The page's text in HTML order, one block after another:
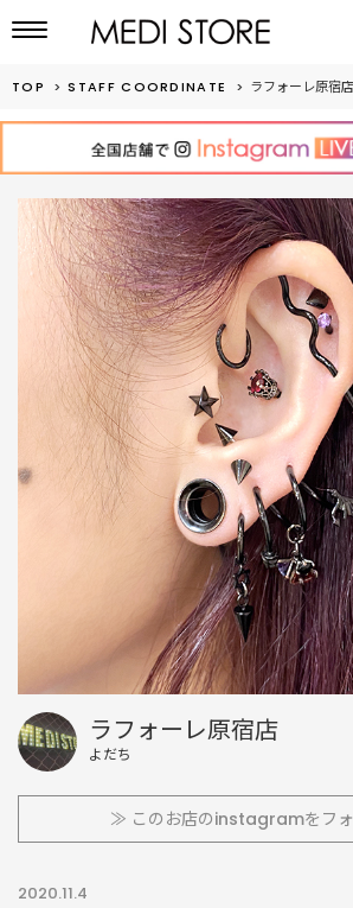
TOP STAFF COORDINATE ラフォーレ原宿店
ラフォーレ原宿店
よだち
≫ このお店のinstagramをフォ
2020.11.4